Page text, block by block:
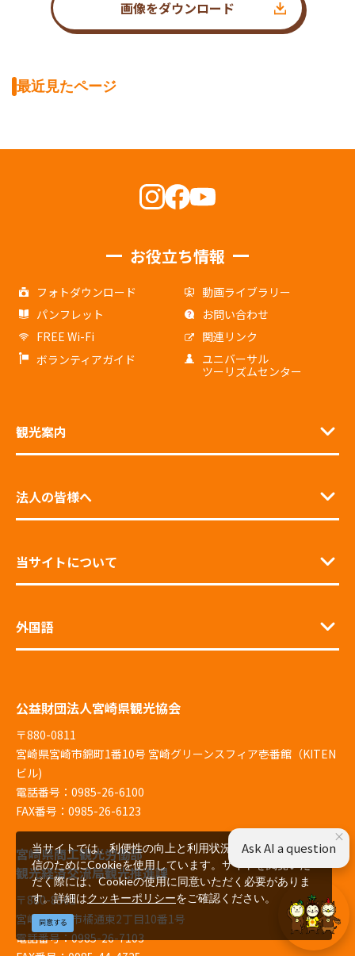
画像をダウンロード
最近見たページ
お役立ち情報
フォトダウンロード
動画ライブラリー
パンフレット
お問い合わせ
FREE Wi-Fi
関連リンク
ボランティアガイド
ユニバーサル
ツーリズムセンター
観光案内
法人の皆様へ
当サイトについて
外国語
公益財団法人宮崎県観光協会
〒880-0811
宮崎県宮崎市錦町1番10号 宮崎グリーンスフィア壱番館（KITEN
ビル)
電話番号：0985-26-6100
FAX番号：0985-26-6123
宮崎県商工観光労働部
観光経済交流局観光推進課
〒880-8501
宮崎県宮崎市橘通東2丁目10番1号
電話番号：0985-26-7103
FAX番号：0985-44-4725
当サイトでは、利便性の向上と利用状況の解析、広告配
信のためにCookieを使用しています。サイトを閲覧いた
だく際には、Cookieの使用に同意いただく必要がありま
す。詳細はクッキーポリシーをご確認ください。
同意する
×
Ask AI a question